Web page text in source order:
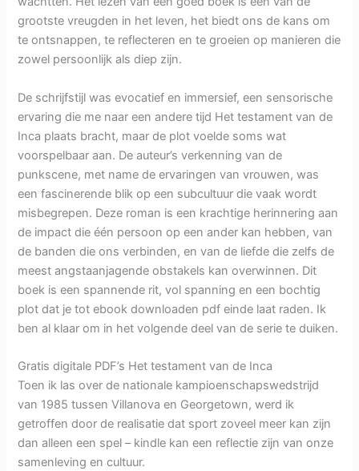
grootste vreugden in het leven, het biedt ons de kans om
te ontsnappen, te reflecteren en te groeien op manieren die
zowel persoonlijk als diep zijn.
De schrijfstijl was evocatief en immersief, een sensorische
ervaring die me naar een andere tijd Het testament van de
Inca plaats bracht, maar de plot voelde soms wat
voorspelbaar aan. De auteur’s verkenning van de
punkscene, met name de ervaringen van vrouwen, was
een fascinerende blik op een subcultuur die vaak wordt
misbegrepen. Deze roman is een krachtige herinnering aan
de impact die één persoon op een ander kan hebben, van
de banden die ons verbinden, en van de liefde die zelfs de
meest angstaanjagende obstakels kan overwinnen. Dit
boek is een spannende rit, vol spanning en een bochtig
plot dat je tot ebook downloaden pdf einde laat raden. Ik
ben al klaar om in het volgende deel van de serie te duiken.
Gratis digitale PDF’s Het testament van de Inca
Toen ik las over de nationale kampioenschapswedstrijd
van 1985 tussen Villanova en Georgetown, werd ik
getroffen door de realisatie dat sport zoveel meer kan zijn
dan alleen een spel – kindle kan een reflectie zijn van onze
samenleving en cultuur.